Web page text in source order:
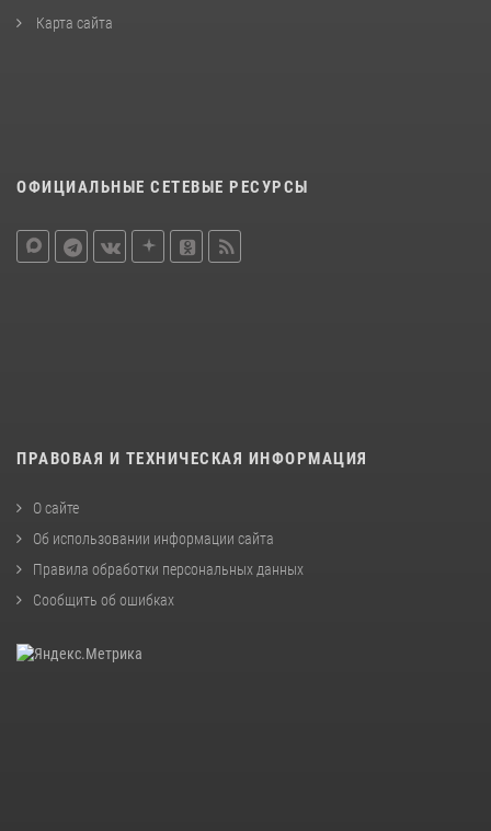
Карта сайта
ОФИЦИАЛЬНЫЕ СЕТЕВЫЕ РЕСУРСЫ
ПРАВОВАЯ И ТЕХНИЧЕСКАЯ ИНФОРМАЦИЯ
О сайте
Об использовании информации сайта
Правила обработки персональных данных
Сообщить об ошибках